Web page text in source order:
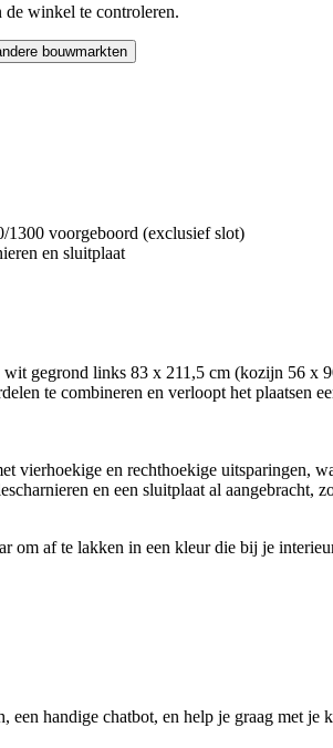
winkel te controleren.
bouwmarkten
1300 voorgeboord (exclusief slot)
en sluitplaat
gegrond links 83 x 211,5 cm (kozijn 56 x
te combineren en verloopt het
vierhoekige en rechthoekige uitsparingen,
en een sluitplaat al aangebracht,
om af te lakken in een kleur die bij je
handige chatbot, en help je graag met je